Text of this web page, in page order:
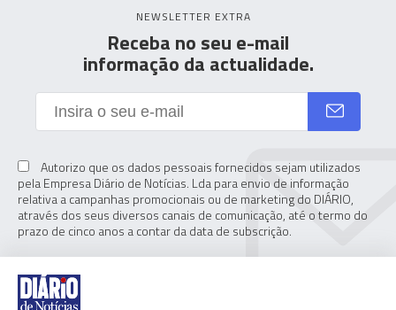
NEWSLETTER EXTRA
Receba no seu e-mail
informação da actualidade.
Autorizo que os dados pessoais fornecidos sejam utilizados
pela Empresa Diário de Notícias. Lda para envio de informação
relativa a campanhas promocionais ou de marketing do DIÁRIO,
através dos seus diversos canais de comunicação, até o termo do
prazo de cinco anos a contar da data de subscrição.